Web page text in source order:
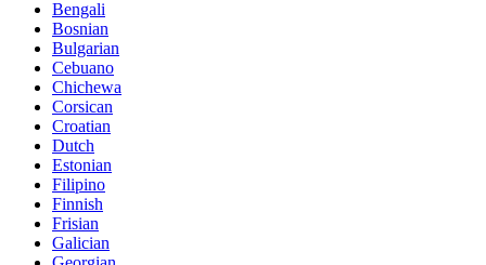
Bengali
Bosnian
Bulgarian
Cebuano
Chichewa
Corsican
Croatian
Dutch
Estonian
Filipino
Finnish
Frisian
Galician